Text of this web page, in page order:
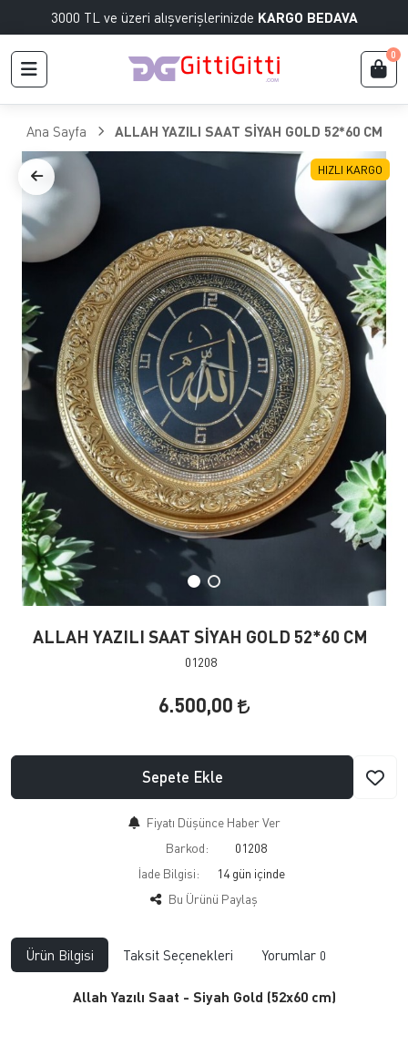
3000 TL ve üzeri alışverişlerinizde KARGO BEDAVA
0
Ana Sayfa ALLAH YAZILI SAAT SİYAH GOLD 52*60 CM
HIZLI KARGO
ALLAH YAZILI SAAT SİYAH GOLD 52*60 CM
01208
6.500,00
Sepete Ekle
Fiyatı Düşünce Haber Ver
Barkod:
01208
İade Bilgisi:
Bu Ürünü Paylaş
Ürün Bilgisi Taksit Seçenekleri Yorumlar 0
Allah Yazılı Saat - Siyah Gold (52x60 cm)